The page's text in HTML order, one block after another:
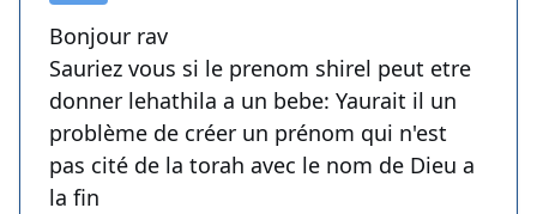
Bonjour rav
Sauriez vous si le prenom shirel peut etre
donner lehathila a un bebe: Yaurait il un
problème de créer un prénom qui n'est
pas cité de la torah avec le nom de Dieu a
la fin